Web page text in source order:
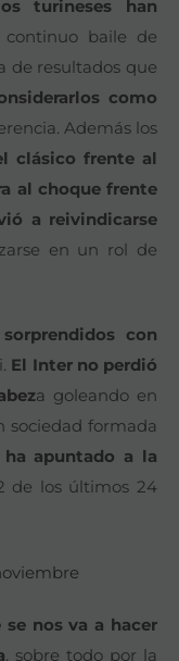
los turineses han
baile de
de resultados que
como
Además los
clásico frente al
al choque frente
a reivindicarse
en un rol de
con
El Inter no perdió
a goleando en
sociedad formada
apuntado a la
de los últimos 24
nos va a hacer
, sobre todo por la